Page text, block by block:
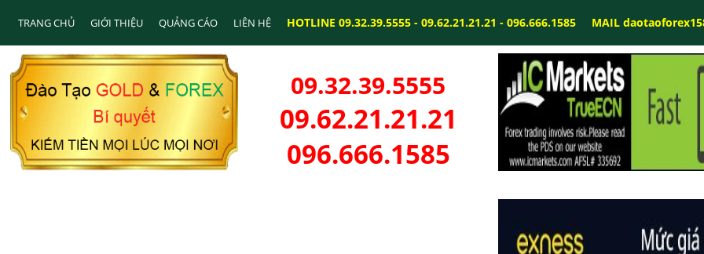
TRANG CHỦ GIỚI THIỆU QUẢNG CÁO LIÊN HỆ HOTLINE 09.32.39.5555 - 09.62.21.21.21 - 096.666.1585 MAIL
09.32.39.5555
09.62.21.21.21
096.666.1585